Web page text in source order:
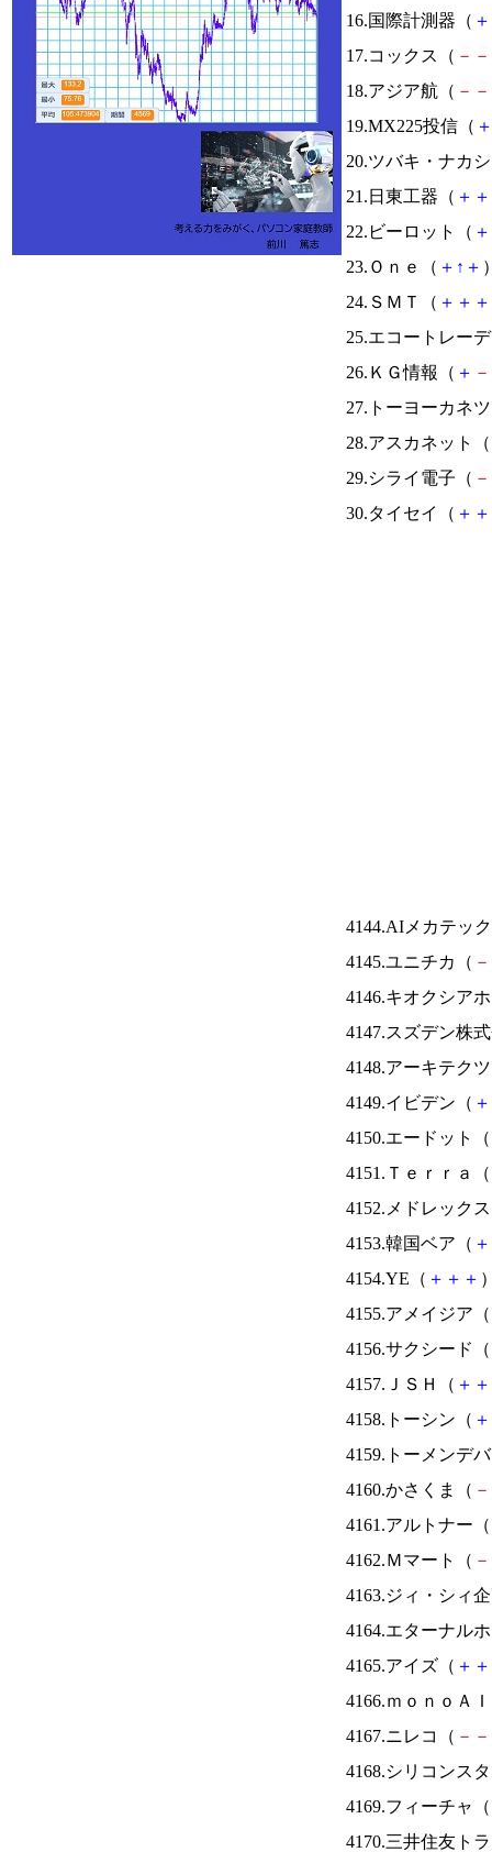
16.国際計測器（ ＋
17.コックス（ － －
18.アジア航（ － －
19.MX225投信（ ＋
20.ツバキ・ナカ
21.日東工器（ ＋ ＋
22.ビーロット（ ＋
23.Ｏｎｅ（ ＋ ↑ ＋
24.ＳＭＴ（ ＋ ＋ ＋
25.エコートレー
26.ＫＧ情報（ ＋ －
27.トーヨーカネ
28.アスカネット（
29.シライ電子（ －
30.タイセイ（ ＋ ＋
4144.AIメカテッ
4145.ユニチカ（ －
4146.キオクシア
4147.スズデン株
4148.アーキテク
4149.イビデン（ ＋
4150.エードット（
4151.Ｔｅｒｒａ（
4152.メドレック
4153.韓国ベア（ ＋
4154.YE（ ＋ ＋ ＋
4155.アメイジア（
4156.サクシード（
4157.ＪＳＨ（ ＋ ＋
4158.トーシン（ ＋
4159.トーメンデ
4160.かさくま（ －
4161.アルトナー（
4162.Ｍマート（ －
4163.ジィ・シィ
4164.エターナル
4165.アイズ（ ＋ ＋
4166.ｍｏｎｏＡ
4167.ニレコ（ － －
4168.シリコンス
4169.フィーチャ（
4170.三井住友ト